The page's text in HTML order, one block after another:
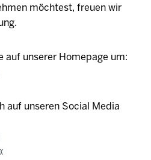
möchtest, freuen wir
auf unserer Homepage um:
auf unseren Social Media